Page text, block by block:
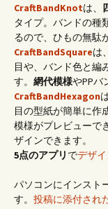
CraftBandKnotは、
タイプ。バンドの種
るので、ひもの無駄
CraftBandSquareは、
目や、バンド色と編
す。 網代模様やPPバ
CraftBandHexagon
目の型紙が簡単に作
模様がプレビューで
ザインできます。
5点のアプリ でデザ
パソコンにインスト
す。 投稿に添付され